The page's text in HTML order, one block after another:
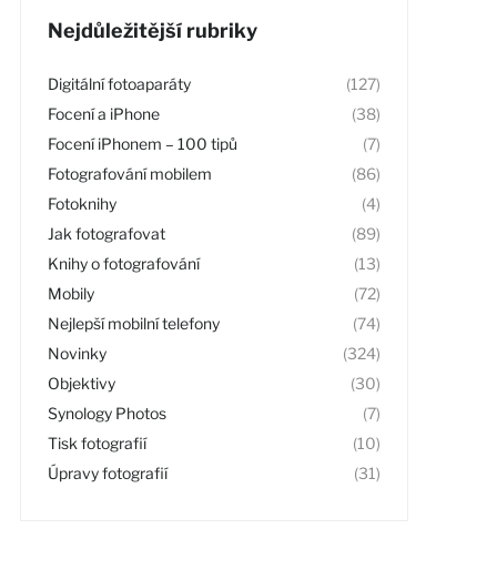
Nejdůležitější rubriky
Digitální fotoaparáty
(127)
Focení a iPhone
(38)
Focení iPhonem – 100 tipů
(7)
Fotografování mobilem
(86)
Fotoknihy
(4)
Jak fotografovat
(89)
Knihy o fotografování
(13)
Mobily
(72)
Nejlepší mobilní telefony
(74)
Novinky
(324)
Objektivy
(30)
Synology Photos
(7)
Tisk fotografií
(10)
Úpravy fotografií
(31)